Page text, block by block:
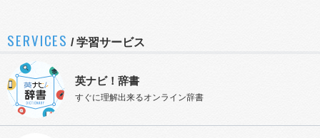
SERVICES /学習サービス
英ナビ！辞書
すぐに理解出来るオンライン辞書